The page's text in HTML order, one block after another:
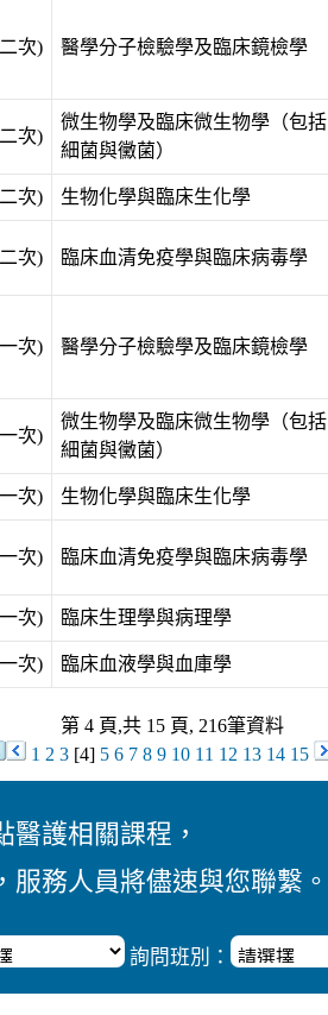
次) 醫學分子檢驗學及臨床鏡檢學
次)
微生物學及臨床微生物學（包括
細菌與黴菌）
次) 生物化學與臨床生化學
次) 臨床血清免疫學與臨床病毒學
次) 醫學分子檢驗學及臨床鏡檢學
次)
微生物學及臨床微生物學（包括
細菌與黴菌）
次) 生物化學與臨床生化學
次) 臨床血清免疫學與臨床病毒學
次) 臨床生理學與病理學
次) 臨床血液學與血庫學
第 4 頁,共 15 頁, 216筆資料
1 2 3 [4] 5 6 7 8 9 10 11 12 13 14 15
醫護相關課程，
服務人員將儘速與您聯繫。
詢問班別：